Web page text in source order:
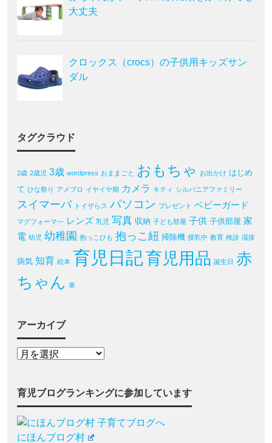
大丈夫
クロックス（crocs）の子供用キッズサン
ダル
タグクラウド
2歳 2歳児 3歳 wordpress おままごと おもちゃ お出かけ はじめ
て ひな祭り アメブロ イヤイヤ期 カメラ キティ シルバニアファミリー
スイマーバ トイザらス パソコン プレゼント ベビーガード
マグフォーマ― レンズ 乳児 写真 収納 子ども部屋 子供 子供部屋 家
電 幼児 幼稚園 抱っこひも 抱っこ紐 掃除機 授乳中 教育 検診 湿疹
病気 知育 絵本 育児日記育児用品 誕生日 赤
ちゃん 車
アーカイブ
育児ブログランキングに参加しています
にほんブログ村